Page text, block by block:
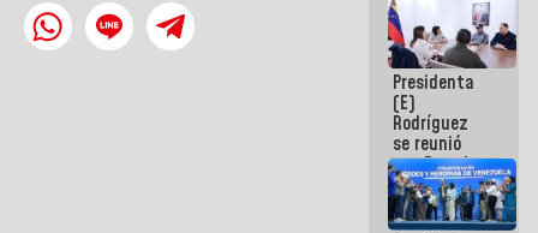
mantenimiento
e inspección
en la Línea 2
Presidenta
(E)
Rodríguez
se reunió
con Estado
Mayor
Eléctrico
para